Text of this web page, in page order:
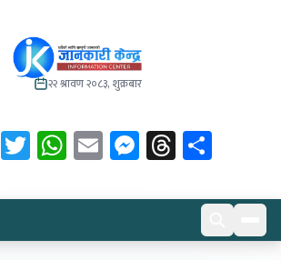
२२ श्रावण २०८३, शुक्रबार
Facebook
Twitter
WhatsApp
EmailMessenger
Threads